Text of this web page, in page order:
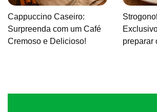
Cappuccino Caseiro:
Surpreenda com um Café
Cremoso e Delicioso!
preparar